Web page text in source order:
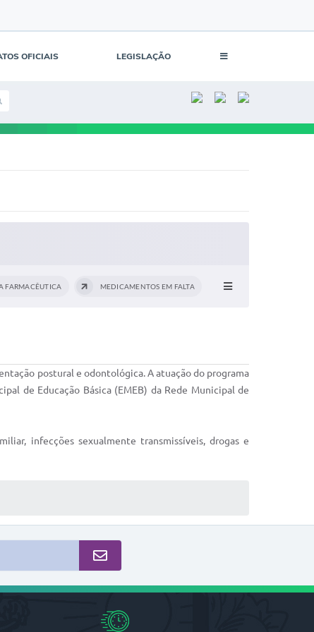
OFICIAIS LEGISLAÇÃO
FARMACÊUTICA MEDICAMENTOS EM FALTA
postural e odontológica. A atuação do programa
de Educação Básica (EMEB) da Rede Municipal de
infecções sexualmente transmissíveis, drogas e